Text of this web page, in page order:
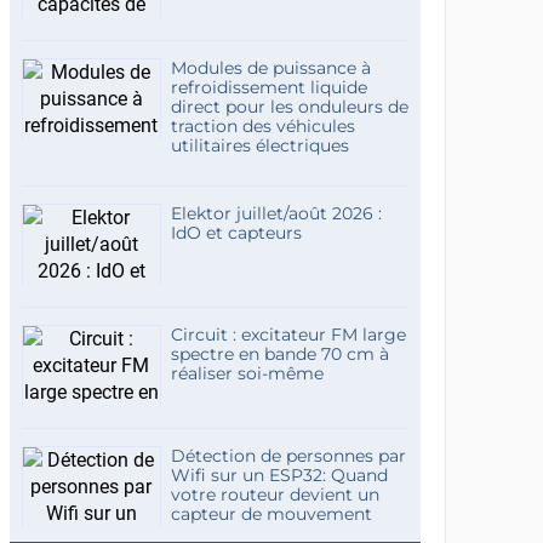
Modules de puissance à
refroidissement liquide
direct pour les onduleurs de
traction des véhicules
utilitaires électriques
Elektor juillet/août 2026 :
IdO et capteurs
Circuit : excitateur FM large
spectre en bande 70 cm à
réaliser soi-même
Détection de personnes par
Wifi sur un ESP32: Quand
votre routeur devient un
capteur de mouvement